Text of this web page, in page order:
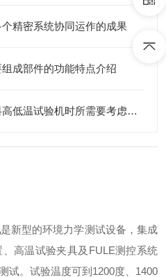
精密系统协同运作的成果
成部件的功能特点介绍
一文与您分享选购复合材料高低温试验机时所需要考虑的关键因素
是新型的环境力学测试设备 ， 集成
高温试验夹具及 FULE测控系统
试。试验温度可到 1200度、 1400